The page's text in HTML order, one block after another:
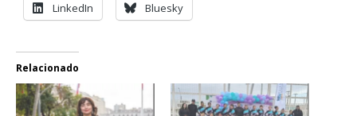
LinkedIn Bluesky
Relacionado